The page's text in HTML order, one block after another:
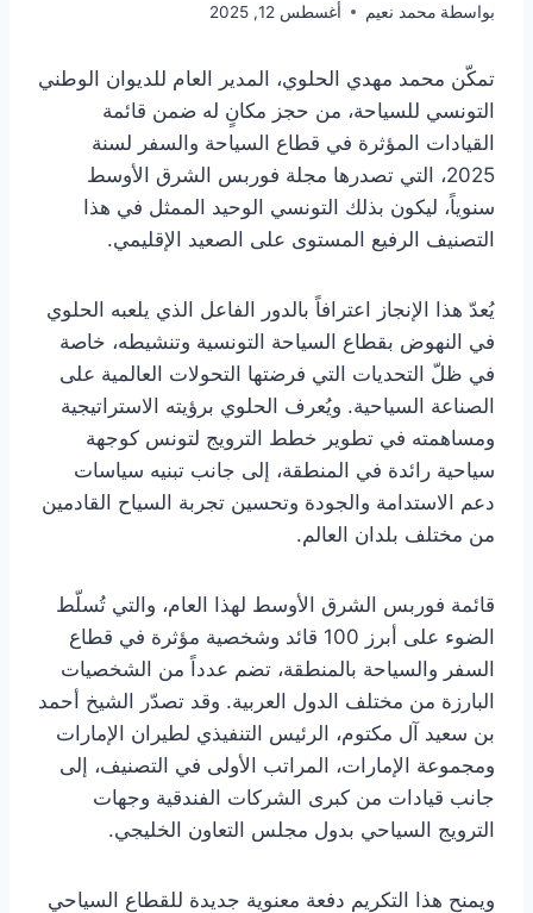
بواسطة محمد نعيم أغسطس 12, 2025
تمكّن محمد مهدي الحلوي، المدير العام للديوان الوطني
التونسي للسياحة، من حجز مكانٍ له ضمن قائمة
القيادات المؤثرة في قطاع السياحة والسفر لسنة
2025، التي تصدرها مجلة فوربس الشرق الأوسط
سنوياً، ليكون بذلك التونسي الوحيد الممثل في هذا
التصنيف الرفيع المستوى على الصعيد الإقليمي.
يُعدّ هذا الإنجاز اعترافاً بالدور الفاعل الذي يلعبه الحلوي
في النهوض بقطاع السياحة التونسية وتنشيطه، خاصة
في ظلّ التحديات التي فرضتها التحولات العالمية على
الصناعة السياحية. ويُعرف الحلوي برؤيته الاستراتيجية
ومساهمته في تطوير خطط الترويج لتونس كوجهة
سياحية رائدة في المنطقة، إلى جانب تبنيه سياسات
دعم الاستدامة والجودة وتحسين تجربة السياح القادمين
من مختلف بلدان العالم.
قائمة فوربس الشرق الأوسط لهذا العام، والتي تُسلّط
الضوء على أبرز 100 قائد وشخصية مؤثرة في قطاع
السفر والسياحة بالمنطقة، تضم عدداً من الشخصيات
البارزة من مختلف الدول العربية. وقد تصدّر الشيخ أحمد
بن سعيد آل مكتوم، الرئيس التنفيذي لطيران الإمارات
ومجموعة الإمارات، المراتب الأولى في التصنيف، إلى
جانب قيادات من كبرى الشركات الفندقية وجهات
الترويج السياحي بدول مجلس التعاون الخليجي.
ويمنح هذا التكريم دفعة معنوية جديدة للقطاع السياحي